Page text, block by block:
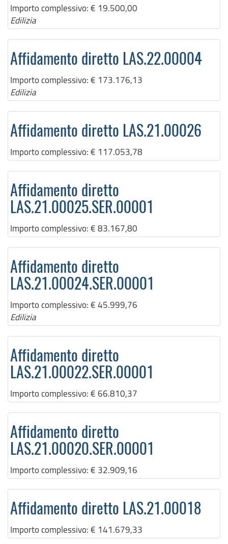
Importo complessivo: € 19.500,00
Edilizia
Affidamento diretto LAS.22.00004
Importo complessivo: € 173.176,13
Edilizia
Affidamento diretto LAS.21.00026
Importo complessivo: € 117.053,78
Affidamento diretto
LAS.21.00025.SER.00001
Importo complessivo: € 83.167,80
Affidamento diretto
LAS.21.00024.SER.00001
Importo complessivo: € 45.999,76
Edilizia
Affidamento diretto
LAS.21.00022.SER.00001
Importo complessivo: € 66.810,37
Affidamento diretto
LAS.21.00020.SER.00001
Importo complessivo: € 32.909,16
Affidamento diretto LAS.21.00018
Importo complessivo: € 141.679,33